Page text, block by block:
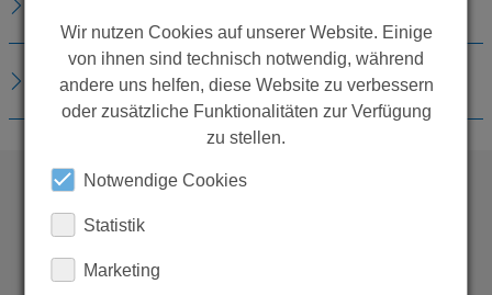
DOWNLOADS
PRODUKTE SEHEN?
Wir nutzen Cookies auf unserer Website. Einige
von ihnen sind technisch notwendig, während
andere uns helfen, diese Website zu verbessern
oder zusätzliche Funktionalitäten zur Verfügung
zu stellen.
Notwendige Cookies
Statistik
Marketing